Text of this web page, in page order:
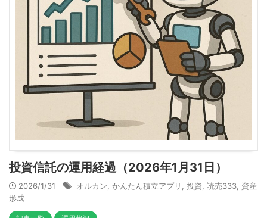
投資信託の運用経過（2026年1月31日）
2026/1/31 オルカン かんたん積立アプリ 投資 読売333 資産
形成